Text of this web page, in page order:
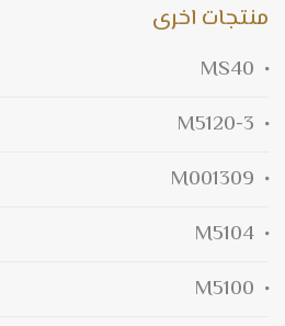
منتجات اخرى
MS40
M5120-3
M001309
M5104
M5100